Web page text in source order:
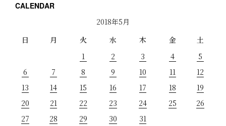
CALENDAR
2018年5月
日
月 火 水 木 金
土
1
2 3 4
5
6
7 8 9 10 11
12
13
14 15 16 17 18
19
20
21 22 23 24 25
26
27
28 29 30 31